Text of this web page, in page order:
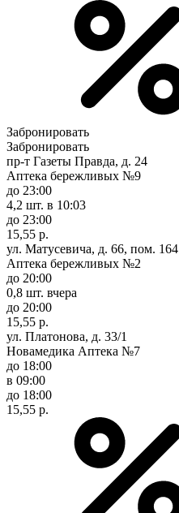
Забронировать
Забронировать
пр-т Газеты Правда, д. 24
Аптека бережливых №9
до 23:00
4,2 шт. в 10:03
до 23:00
15,55 р.
ул. Матусевича, д. 66, пом. 164
Аптека бережливых №2
до 20:00
0,8 шт. вчера
до 20:00
15,55 р.
ул. Платонова, д. 33/1
Новамедика Аптека №7
до 18:00
в 09:00
до 18:00
15,55 р.